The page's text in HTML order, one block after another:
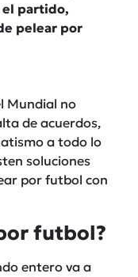
el partido,
pelear por
Mundial no
de acuerdos,
a todo lo
soluciones
por futbol con
futbol?
entero va a